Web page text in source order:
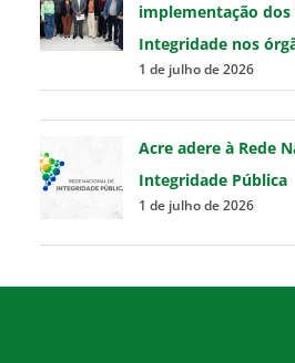
implementação dos
Integridade nos
1 de julho de 2026
Acre adere à Rede
Integridade Pública
1 de julho de 2026